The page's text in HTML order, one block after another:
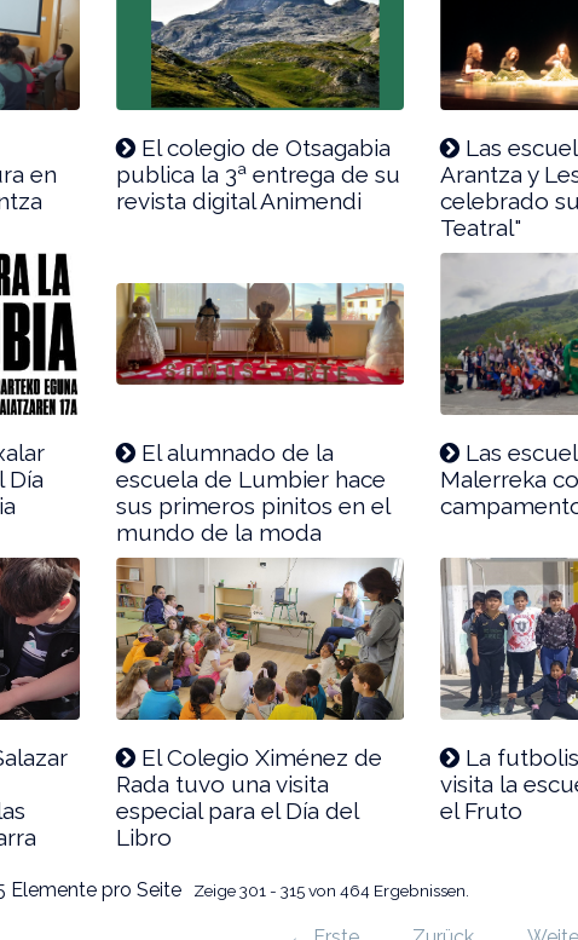
en
El colegio de Otsagabia
publica la 3ª entrega de su
revista digital Animendi
Las
Arantza y
celebrado
Teatral"
Día
El alumnado de la
escuela de Lumbier hace
sus primeros pinitos en el
mundo de la moda
Las
Malerreka
El Colegio Ximénez de
Rada tuvo una visita
especial para el Día del
Libro
La
visita la
el Fruto
Elemente pro Seite Zeige 301 - 315 von 464 Ergebnissen.